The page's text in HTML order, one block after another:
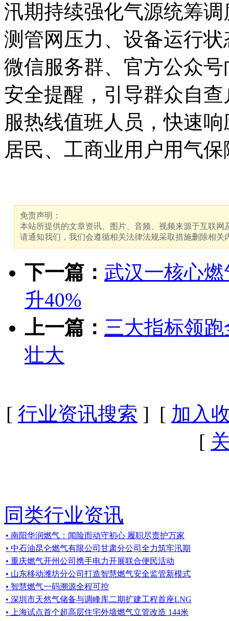
汛期持续强化气源统筹
测管网压力、设备运行
微信服务群、官方公众
安全提醒，引导群众自
服热线值班人员，快速
居民、工商业用户用气
免责声明：
本站所提供的文章资讯、图片、音频、视频来源于互联
请通知我们，我们会遵循相关法律法规采取措施删除相关
下一篇： 武汉一核心
升40%
上一篇： 三大指标领
壮大
[ 行业资讯搜索 ] [ 加入
[
同类行业资讯
• 南阳华润燃气：闻险而动守初心 履职尽责护万家
• 中石油昆仑燃气有限公司甘肃分公司全力筑牢汛期
• 重庆燃气开州公司携手电力开展联合便民活动
• 山东移动潍坊分公司打造智慧燃气安全监管新模式
• 智慧燃气一码溯源全程可控
• 深圳市天然气储备与调峰库二期扩建工程首座LNG
• 上海试点首个超高层住宅外墙燃气立管改造 144米